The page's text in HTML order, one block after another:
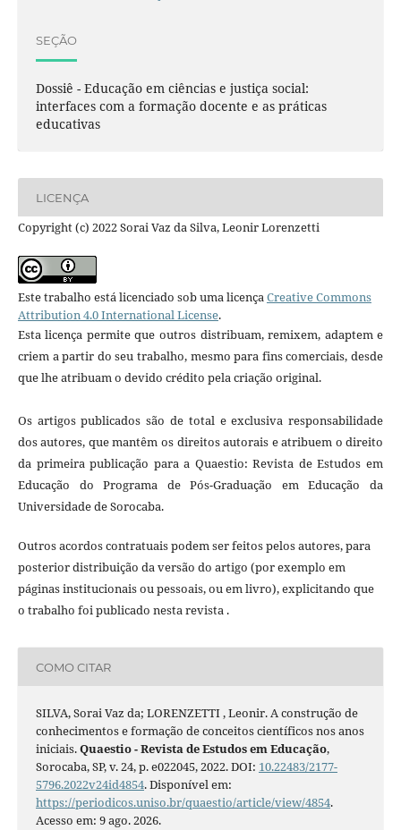
SEÇÃO
Dossiê - Educação em ciências e justiça social:
interfaces com a formação docente e as práticas
educativas
LICENÇA
Copyright (c) 2022 Sorai Vaz da Silva, Leonir Lorenzetti
Este trabalho está licenciado sob uma licençaCreative Commons
Attribution 4.0 International License.
Esta licença permite que outros distribuam, remixem, adaptem e
criem a partir do seu trabalho, mesmo para fins comerciais, desde
que lhe atribuam o devido crédito pela criação original.
Os artigos publicados são de total e exclusiva responsabilidade
dos autores, que mantêm os direitos autorais e atribuem o direito
da primeira publicação para a Quaestio: Revista de Estudos em
Educação do Programa de Pós-Graduação em Educação da
Universidade de Sorocaba.
Outros acordos contratuais podem ser feitos pelos autores, para
posterior distribuição da versão do artigo (por exemplo em
páginas institucionais ou pessoais, ou em livro), explicitando que
o trabalho foi publicado nesta revista .
COMO CITAR
SILVA, Sorai Vaz da; LORENZETTI , Leonir. A construção de
conhecimentos e formação de conceitos científicos nos anos
iniciais.Quaestio - Revista de Estudos em Educação,
Sorocaba, SP, v. 24, p. e022045, 2022. DOI: 10.22483/2177-
5796.2022v24id4854. Disponível em:
https://periodicos.uniso.br/quaestio/article/view/4854.
Acesso em: 9 ago. 2026.